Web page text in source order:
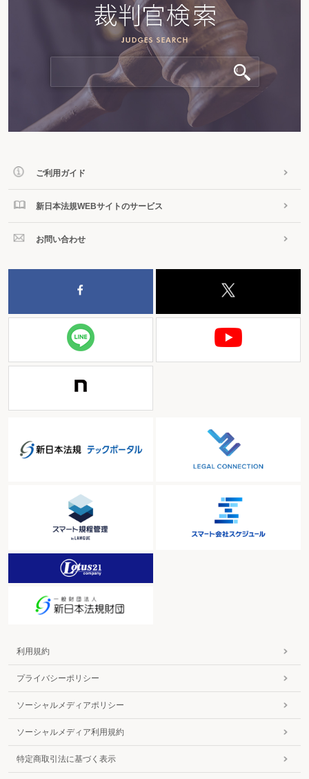
ご利用ガイド
新日本法規WEBサイトのサービス
お問い合わせ
利用規約
プライバシーポリシー
ソーシャルメディアポリシー
ソーシャルメディア利用規約
特定商取引法に基づく表示